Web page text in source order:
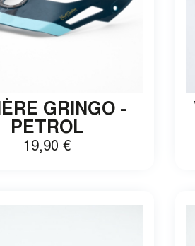
GRINGO -
PETROL
19,90€